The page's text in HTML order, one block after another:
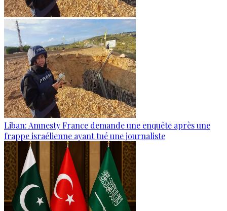
Liban: Amnesty France demande une enquête après une
frappe israélienne ayant tué une journaliste